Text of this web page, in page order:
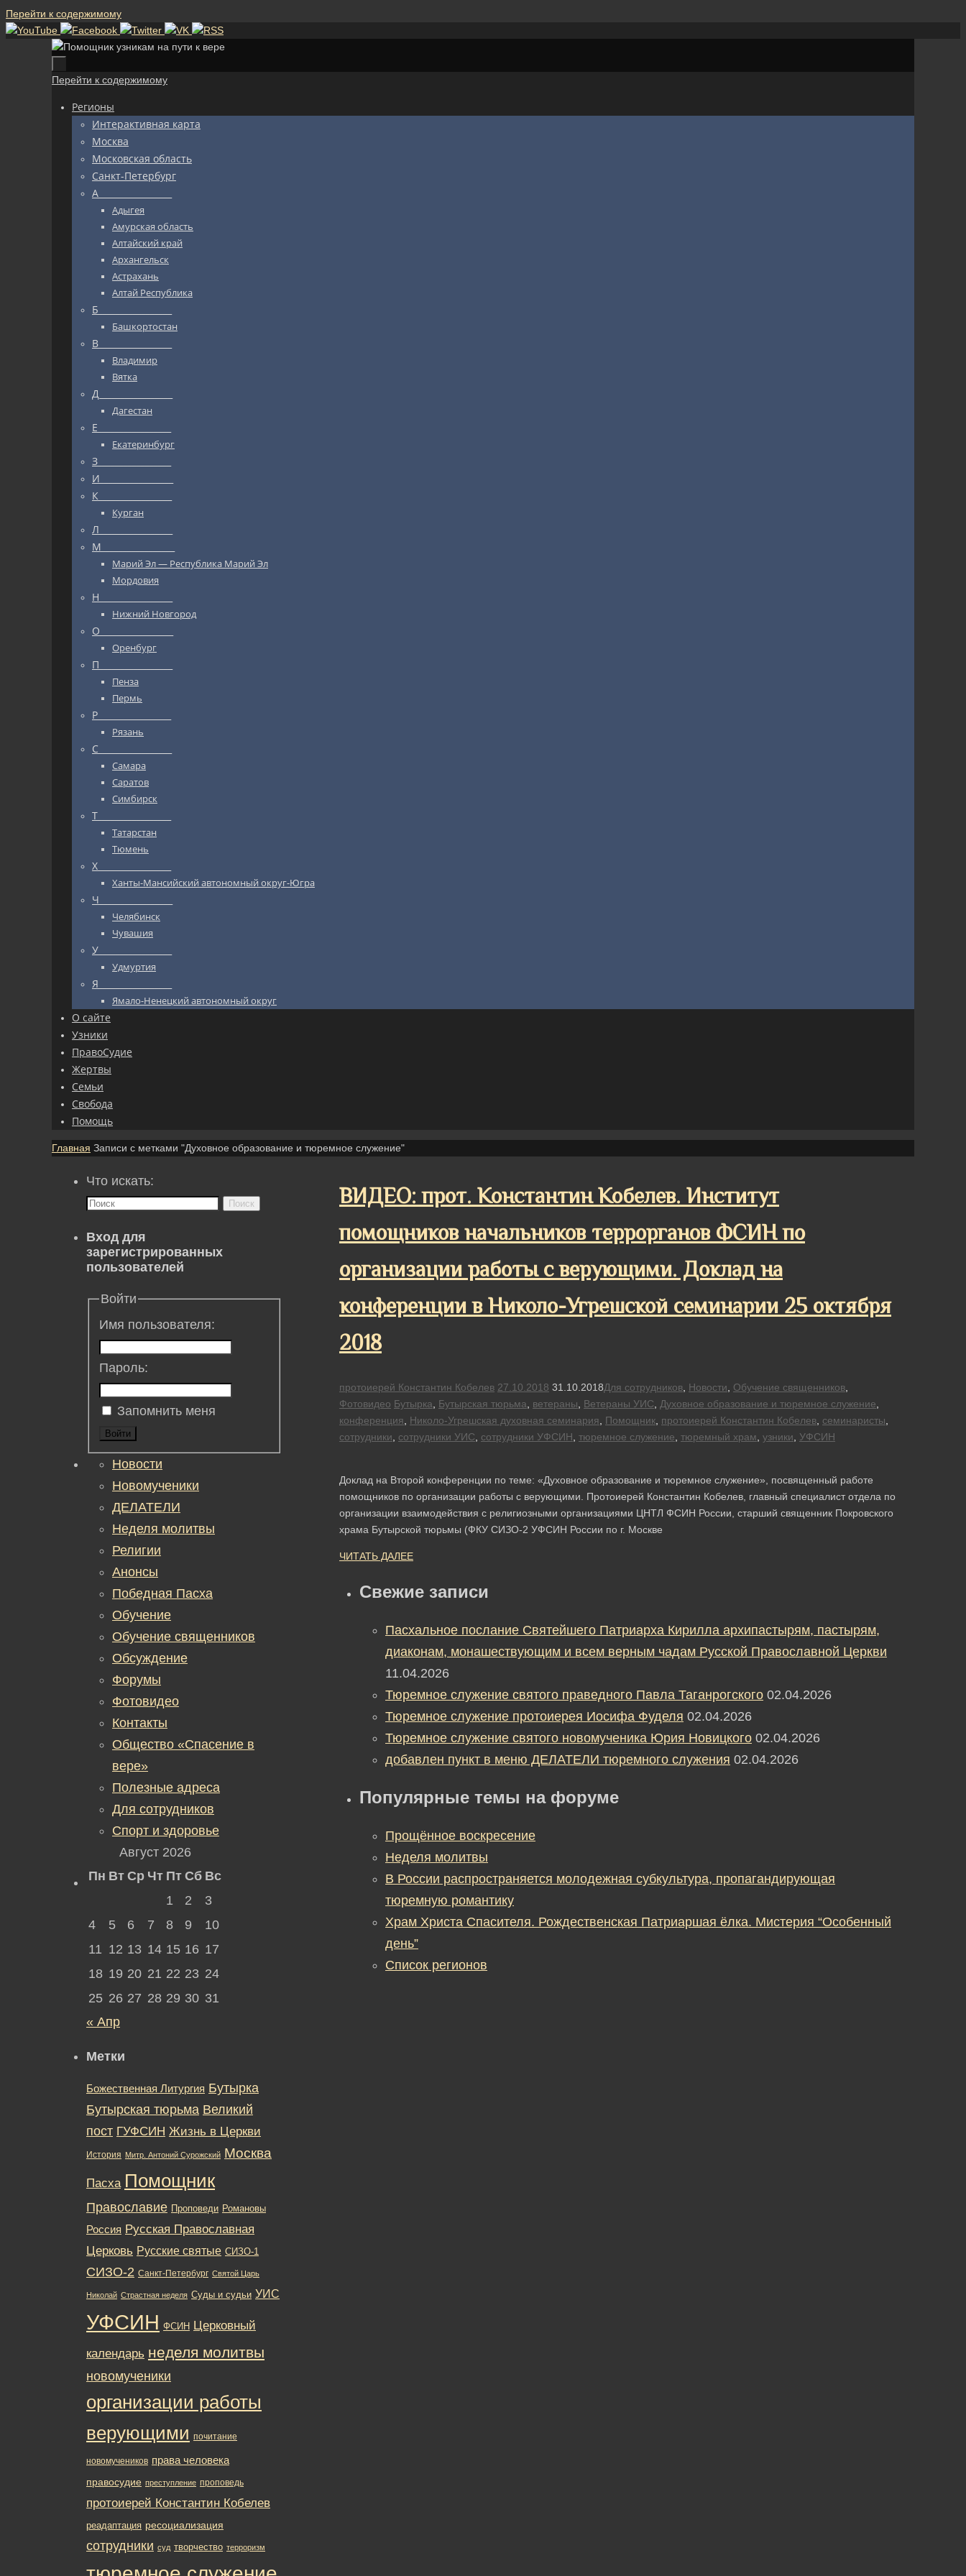
Перейти к содержимому
Перейти к содержимому
Регионы
Интерактивная карта
Москва
Московская область
Санкт-Петербург
А_________________
Адыгея
Амурская область
Алтайский край
Архангельск
Астрахань
Алтай Республика
Б_________________
Башкортостан
В_________________
Владимир
Вятка
Д_________________
Дагестан
Е_________________
Екатеринбург
З_________________
И_________________
К_________________
Курган
Л_________________
М_________________
Марий Эл — Республика Марий Эл
Мордовия
Н_________________
Нижний Новгород
О_________________
Оренбург
П_________________
Пенза
Пермь
Р_________________
Рязань
С_________________
Самара
Саратов
Симбирск
Т_________________
Татарстан
Тюмень
Х_________________
Ханты-Мансийский автономный округ-Югра
Ч_________________
Челябинск
Чувашия
У_________________
Удмуртия
Я_________________
Ямало-Ненецкий автономный округ
О сайте
Узники
ПравоСудие
Жертвы
Семьи
Свобода
Помощь
Главная Записи с метками "Духовное образование и тюремное служение"
ВИДЕО: прот. Константин Кобелев. Институт
помощников начальников террорганов ФСИН по
организации работы с верующими. Доклад на
конференции в Николо-Угрешской семинарии 25 октября
2018
протоиерей Константин Кобелев 27.10.2018 31.10.2018Для сотрудников Новости Обучение священников
Фотовидео Бутырка Бутырская тюрьма ветераны Ветераны УИС Духовное образование и тюремное служение
конференция
Николо-Угрешская духовная семинария Помощник протоиерей Константин Кобелев семинаристы
сотрудники
сотрудники УИС сотрудники УФСИН тюремное служение тюремный храм узники УФСИН
Доклад на Второй конференции по теме: «Духовное образование и тюремное служение», посвященный работе
помощников по организации работы с верующими. Протоиерей Константин Кобелев, главный специалист отдела по
организации взаимодействия с религиозными организациями ЦНТЛ ФСИН России, старший священник Покровского
храма Бутырской тюрьмы (ФКУ СИЗО-2 УФСИН России по г. Москве
ЧИТАТЬ ДАЛЕЕ
Свежие записи
Пасхальное послание Святейшего Патриарха Кирилла архипастырям, пастырям,
диаконам, монашествующим и всем верным чадам Русской Православной Церкви
11.04.2026
Тюремное служение святого праведного Павла Таганрогского 02.04.2026
Тюремное служение протоиерея Иосифа Фуделя 02.04.2026
Тюремное служение святого новомученика Юрия Новицкого 02.04.2026
добавлен пункт в меню ДЕЛАТЕЛИ тюремного служения 02.04.2026
Популярные темы на форуме
Прощённое воскресение
Неделя молитвы
В России распространяется молодежная субкультура, пропагандирующая
тюремную романтику
Храм Христа Спасителя. Рождественская Патриаршая ёлка. Мистерия “Особенный
день”
Список регионов
Что искать:
Поиск
Вход для
зарегистрированных
пользователей
Войти
Имя пользователя:
Пароль:
Запомнить меня
Войти
Новости
Новомученики
ДЕЛАТЕЛИ
Неделя молитвы
Религии
Анонсы
Победная Пасха
Обучение
Обучение священников
Обсуждение
Форумы
Фотовидео
Контакты
Общество «Спасение в
вере»
Полезные адреса
Для сотрудников
Спорт и здоровье
Август 2026
Пн Вт Ср Чт Пт Сб Вс
1
2
3
4
5 6 7 8 9
10
11 12 13 14 15 16 17
18 19 20 21 22 23 24
25 26 27 28 29 30 31
« Апр
Метки
Божественная Литургия Бутырка
Бутырская тюрьма Великий
пост ГУФСИН Жизнь в Церкви
История Митр. Антоний Сурожский Москва
Пасха Помощник
Православие Проповеди Романовы
Россия Русская Православная
Церковь Русские святые СИЗО-1
СИЗО-2 Санкт-Петербург Святой Царь
Николай Страстная неделя Суды и судьи УИС
УФСИН ФСИН Церковный
календарь неделя молитвы
новомученики
организации работы
верующими почитание
новомучеников права человека
правосудие преступление проповедь
протоиерей Константин Кобелев
реадаптация ресоциализация
сотрудники суд творчество терроризм